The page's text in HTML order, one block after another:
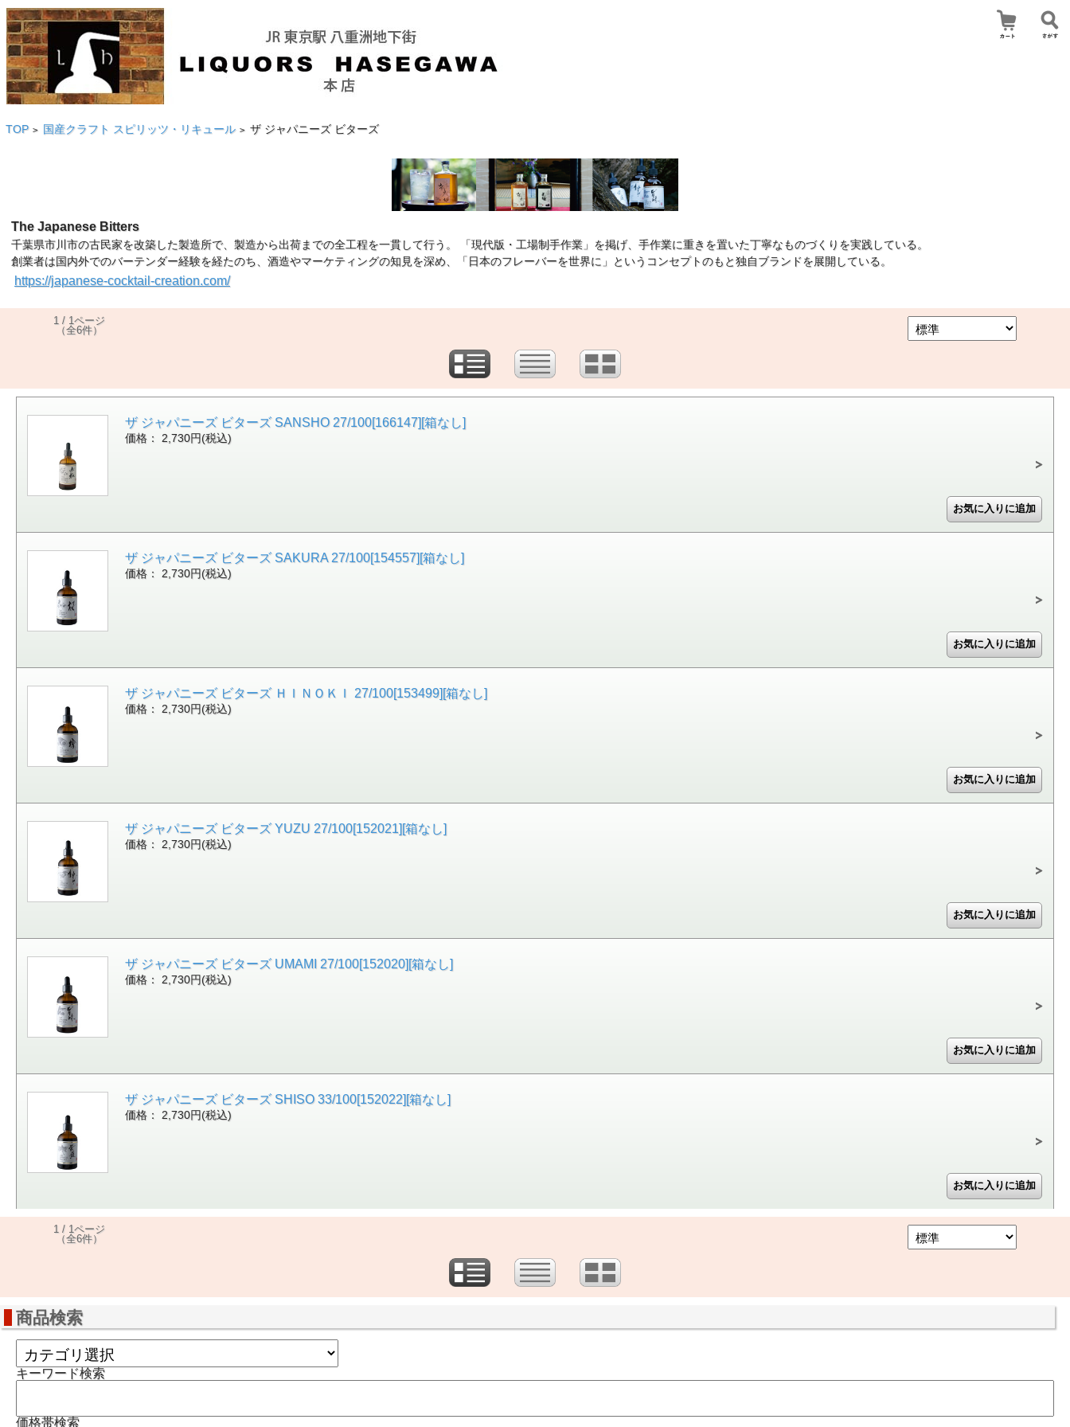
TOP > 国産クラフト スピリッツ・リキュール > ザ ジャパニーズ ビターズ
The Japanese Bitters
千葉県市川市の古民家を改築した製造所で、製造から出荷までの全工程を一貫して行う。 「現代版・工場制手作業」を掲げ、手作業に重きを置いた丁寧なものづくりを実践している。
創業者は国内外でのバーテンダー経験を経たのち、酒造やマーケティングの知見を深め、「日本のフレーバーを世界に」というコンセプトのもと独自ブランドを展開している。
https://japanese-cocktail-creation.com/
1 / 1ページ
（全6件）
ザ ジャパニーズ ビターズ SANSHO 27/100[166147][箱なし]
価格： 2,730円(税込)
ザ ジャパニーズ ビターズ SAKURA 27/100[154557][箱なし]
価格： 2,730円(税込)
ザ ジャパニーズ ビターズ ＨＩＮＯＫＩ 27/100[153499][箱なし]
価格： 2,730円(税込)
ザ ジャパニーズ ビターズ YUZU 27/100[152021][箱なし]
価格： 2,730円(税込)
ザ ジャパニーズ ビターズ UMAMI 27/100[152020][箱なし]
価格： 2,730円(税込)
ザ ジャパニーズ ビターズ SHISO 33/100[152022][箱なし]
価格： 2,730円(税込)
1 / 1ページ
（全6件）
商品検索
キーワード検索
価格帯検索